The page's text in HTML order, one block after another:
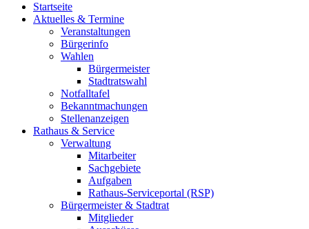
Startseite
Aktuelles & Termine
Veranstaltungen
Bürgerinfo
Wahlen
Bürgermeister
Stadtratswahl
Notfalltafel
Bekanntmachungen
Stellenanzeigen
Rathaus & Service
Verwaltung
Mitarbeiter
Sachgebiete
Aufgaben
Rathaus-Serviceportal (RSP)
Bürgermeister & Stadtrat
Mitglieder